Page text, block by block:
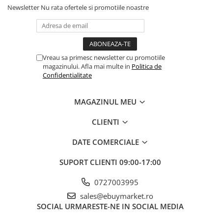
Banda adeziva
Fete Masa si Perdele Franjurate
Lumanari si Toppere
Seturi si Arcade Baloane
Articole Craciun Bucatarie
Decoratiune Muzicala Craciun
Protecție anti-coliziune:Fiind realizat dintr-un material
fiind perfect pentru camerele copiilor.
îmbunatațirea izolarii fonice și termice a camerelor.
Suprafața tapetului poate fi curațata cu
ușurința, menținându-l mereu ca nou!
Newsletter Nu rata ofertele si promotiile noastre
Vreau sa primesc newsletter cu promotiile
magazinului. Afla mai multe in Politica de
Confidentialitate
MAGAZINUL MEU
CLIENTI
DATE COMERCIALE
SUPORT CLIENTI 09:00-17:00
0727003995
sales@ebuymarket.ro
SOCIAL URMARESTE-NE IN SOCIAL MEDIA